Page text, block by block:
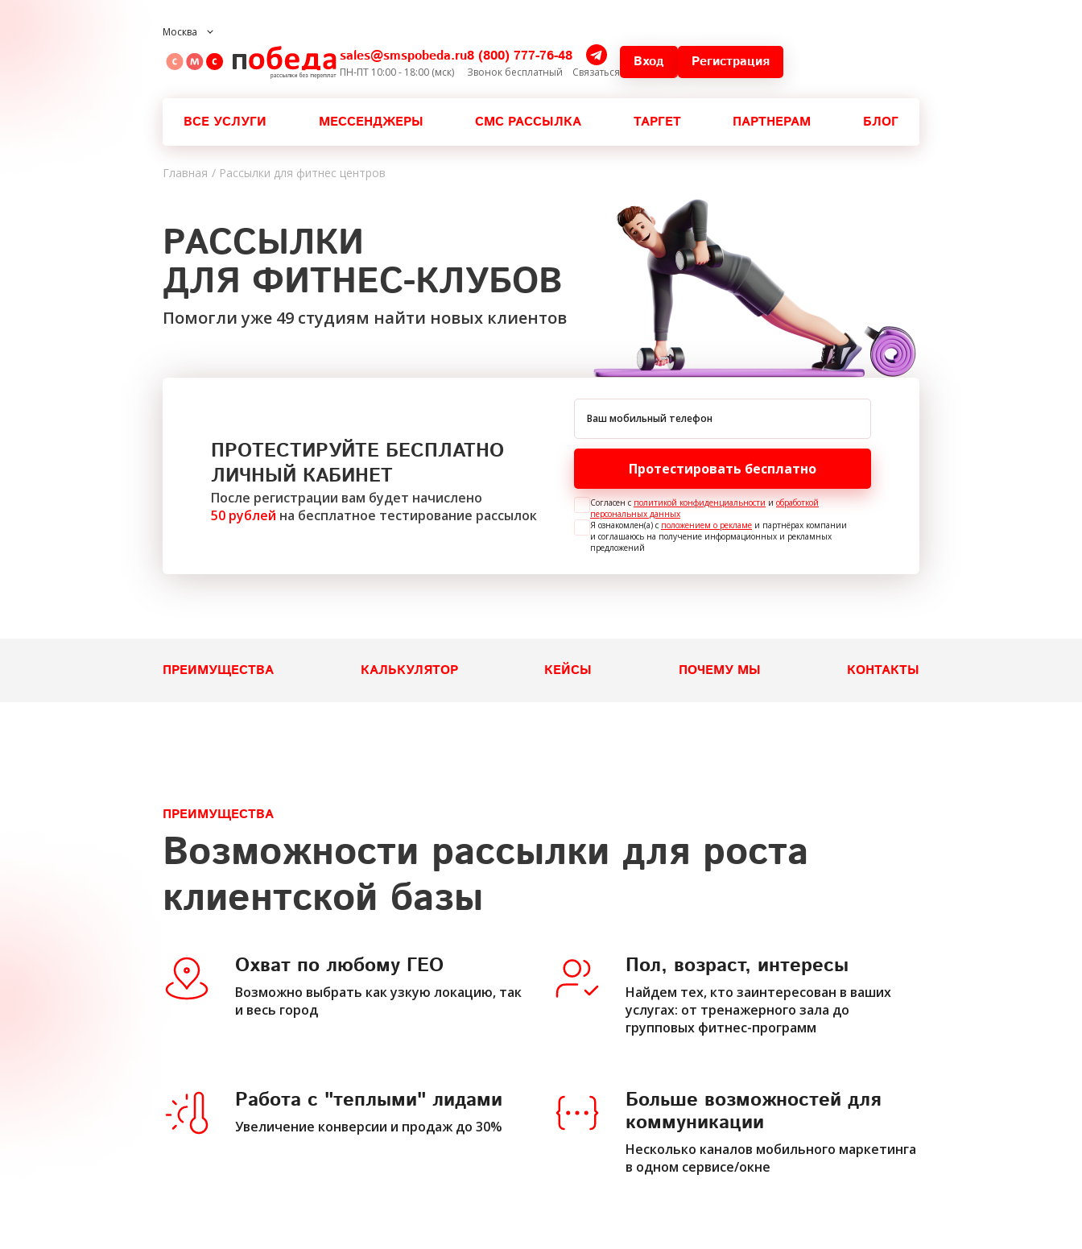
Москва
sales@smspobeda.ru
ПН-ПТ 10:00 - 18:00 (мск)
8 (800) 777-76-48
Звонок бесплатный Связаться
Вход Регистрация
ВСЕ УСЛУГИ МЕССЕНДЖЕРЫ СМС РАССЫЛКА ТАРГЕТ ПАРТНЕРАМ БЛОГ
Главная / Рассылки для фитнес центров
РАССЫЛКИ
ДЛЯ ФИТНЕС-КЛУБОВ
Помогли уже 49 студиям найти новых клиентов
ПРОТЕСТИРУЙТЕ БЕСПЛАТНО
ЛИЧНЫЙ КАБИНЕТ
После регистрации вам будет начислено
50 рублей на бесплатное тестирование рассылок
Ваш мобильный телефон
Протестировать бесплатно
Согласен с политикой конфиденциальности и обработкой
персональных данных
Я ознакомлен(а) с положением о рекламе и партнёрах компании
и соглашаюсь на получение информационных и рекламных
предложений
ПРЕИМУЩЕСТВА КАЛЬКУЛЯТОР КЕЙСЫ ПОЧЕМУ МЫ КОНТАКТЫ
ПРЕИМУЩЕСТВА
Возможности рассылки для роста
клиентской базы
Охват по любому ГЕО
Возможно выбрать как узкую локацию, так
и весь город
Пол, возраст, интересы
Найдем тех, кто заинтересован в ваших
услугах: от тренажерного зала до
групповых фитнес-программ
Работа с "теплыми" лидами
Увеличение конверсии и продаж до 30%
Больше возможностей для
коммуникации
Несколько каналов мобильного маркетинга
в одном сервисе/окне